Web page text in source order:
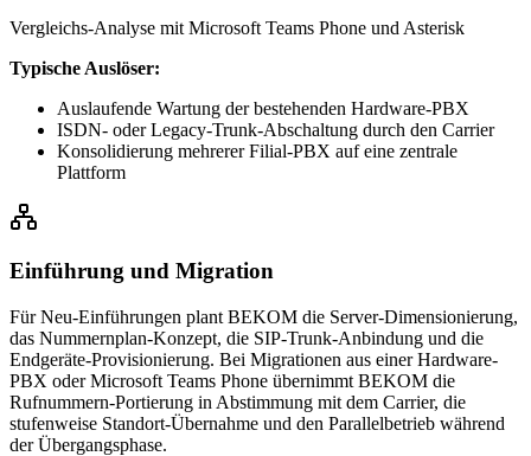
Vergleichs-Analyse mit Microsoft Teams Phone und Asterisk
Typische Auslöser:
Auslaufende Wartung der bestehenden Hardware-PBX
ISDN- oder Legacy-Trunk-Abschaltung durch den Carrier
Konsolidierung mehrerer Filial-PBX auf eine zentrale
Plattform
Einführung und Migration
Für Neu-Einführungen plant BEKOM die Server-Dimensionierung,
das Nummernplan-Konzept, die SIP-Trunk-Anbindung und die
Endgeräte-Provisionierung. Bei Migrationen aus einer Hardware-
PBX oder Microsoft Teams Phone übernimmt BEKOM die
Rufnummern-Portierung in Abstimmung mit dem Carrier, die
stufenweise Standort-Übernahme und den Parallelbetrieb während
der Übergangsphase.